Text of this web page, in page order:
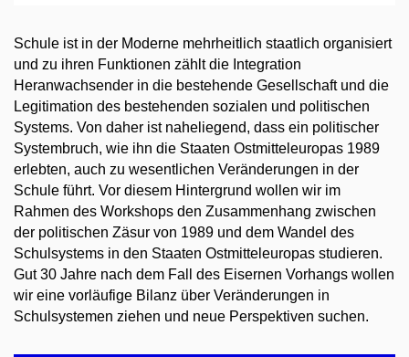
Schule ist in der Moderne mehrheitlich staatlich organisiert
und zu ihren Funktionen zählt die Integration
Heranwachsender in die bestehende Gesellschaft und die
Legitimation des bestehenden sozialen und politischen
Systems. Von daher ist naheliegend, dass ein politischer
Systembruch, wie ihn die Staaten Ostmitteleuropas 1989
erlebten, auch zu wesentlichen Veränderungen in der
Schule führt. Vor diesem Hintergrund wollen wir im
Rahmen des Workshops den Zusammenhang zwischen
der politischen Zäsur von 1989 und dem Wandel des
Schulsystems in den Staaten Ostmitteleuropas studieren.
Gut 30 Jahre nach dem Fall des Eisernen Vorhangs wollen
wir eine vorläufige Bilanz über Veränderungen in
Schulsystemen ziehen und neue Perspektiven suchen.